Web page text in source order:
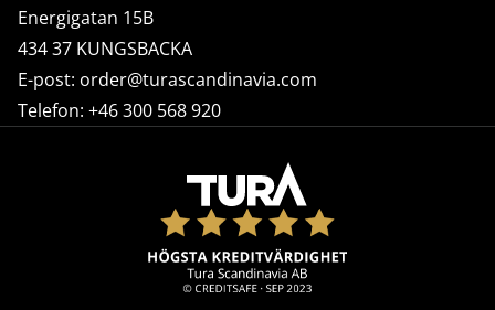
Energigatan 15B
434 37 KUNGSBACKA
E-post: order@turascandinavia.com
Telefon: +46 300 568 920